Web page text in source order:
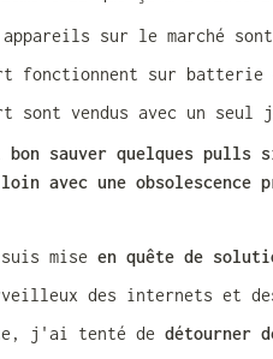
appareils sur le marché
fonctionnent sur batterie
sont vendus avec un seul
bon sauver quelques
avec une obsolescence
mise en quête de
des internets et
j'ai tenté de détourner